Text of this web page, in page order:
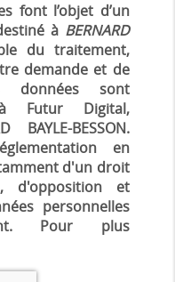
font l’objet d’un
àBERNARD
du traitement,
demande et de
données sont
Futur Digital,
BESSON.
en
d'un droit
d'opposition et
personnelles
Pour plus